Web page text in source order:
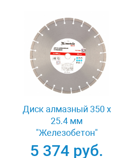
Диск алмазный 350 х
25.4 мм
"Железобетон"
сухой/мокрый рез
5 374 руб.